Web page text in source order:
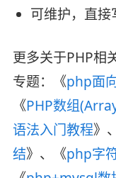
可维护，直
更多关于PHP相
专题：《php面
《PHP数组
语法入门教程》
结》、《php字